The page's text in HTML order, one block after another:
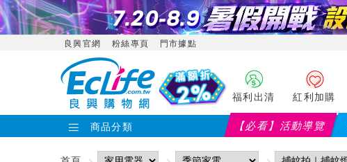
良興官網 粉絲專頁 門市據點
福利出清 紅利加購
商品分類 【必看】活動導覽